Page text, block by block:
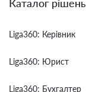
Каталог рішень
Liga360: Керівник
Liga360: Юрист
Liga360: Бухгалтер